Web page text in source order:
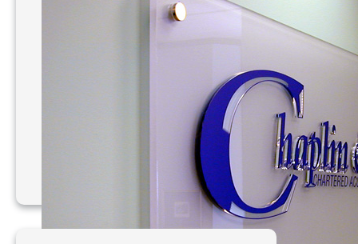
Mẫu bảng hiệu Mica 001
– 010